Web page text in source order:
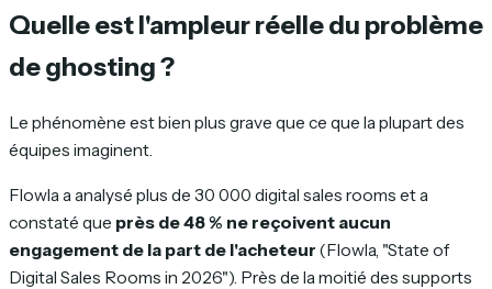
Quelle est l'ampleur réelle du problème
de ghosting ?
Le phénomène est bien plus grave que ce que la plupart des
équipes imaginent.
Flowla a analysé plus de 30 000 digital sales rooms et a
constaté que près de 48 % ne reçoivent aucun
engagement de la part de l'acheteur (Flowla, "State of
Digital Sales Rooms in 2026"). Près de la moitié des supports